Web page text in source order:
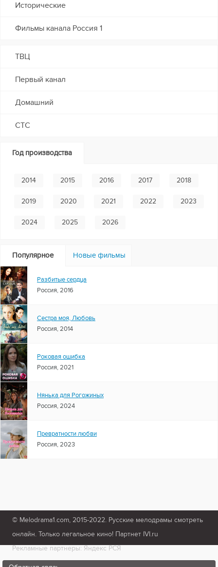
Исторические
Фильмы канала Россия 1
ТВЦ
Первый канал
Домашний
СТС
Год производства
2014 2015 2016 2017 2018
2019 2020 2021 2022 2023
2024 2025 2026
Популярное Новые фильмы
Разбитые сердца
Россия, 2016
Сестра моя, Любовь
Россия, 2014
Роковая ошибка
Россия, 2021
Нянька для Рогожиных
Россия, 2024
Превратности любви
Россия, 2023
© Melodrama1.com, 2015-2022. Русские мелодрамы смотреть
онлайн. Только легальное кино! Партнет IVI.ru
Рекламные партнеры: Яндекс РСЯ